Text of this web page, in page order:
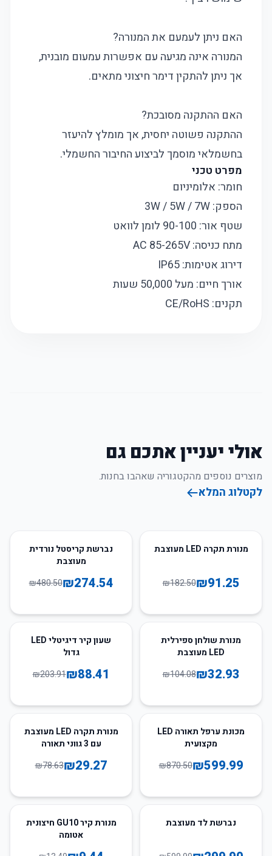
האם ניתן לעמעם את המנורה?
המנורה אינה מגיעה עם אפשרות עמעום מובנית,
אך ניתן להתקין דימר חיצוני מתאים.
האם ההתקנה מסובכת?
ההתקנה פשוטה יחסית, אך מומלץ להיעזר
בחשמלאי מוסמך לביצוע החיבור החשמלי.
מפרט טכני
חומר: אלומיניום
הספק: 3W / 5W / 7W
שטף אור: 90-100 לומן לוואט
מתח כניסה: AC 85-265V
דירוג אטימות: IP65
אורך חיים: מעל 50,000 שעות
תקנים: CE/RoHS
אולי יעניין אתכם גם
מוצרים נוספים מהקטגוריה שאהבו בחנות.
לקטלוג המלא
50%מנורת תקרה LED מעוצבת
₪91.25
₪182.50
43נברשת קריסטל נורדית
מעוצבת
₪274.54
₪480.50
68מנורת שולחן ספירלית
LED מעוצבת
₪32.93
₪104.08
57
שעון קיר דיגיטלי LED
גדול
₪88.41
₪203.91
31
מכונת ערפל תאורה LED
מקצועית
₪599.99
₪870.50
63%
מנורת תקרה LED מעוצבת
עם 3 גווני תאורה
₪29.27
₪78.63
נברשת לד מעוצבת 30
מנורת קיר GU10 חיצונית
אטומה